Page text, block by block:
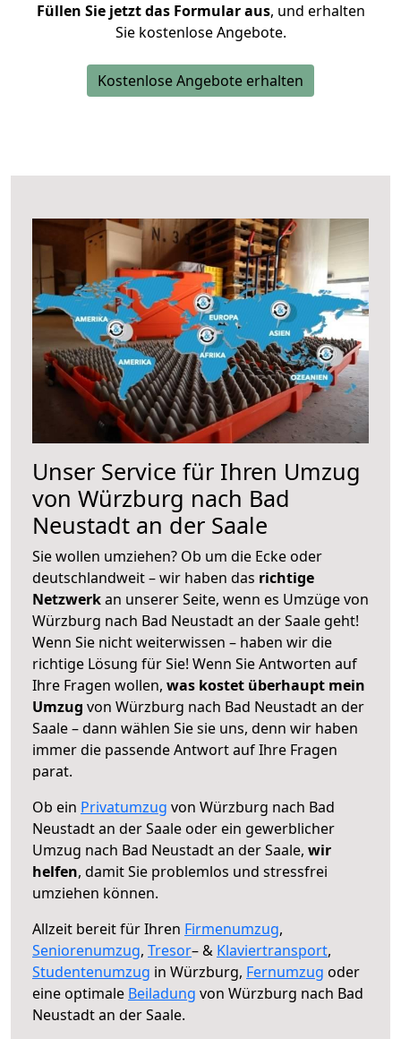
Füllen Sie jetzt das Formular aus, und erhalten
Sie kostenlose Angebote.
Kostenlose Angebote erhalten
Unser Service für Ihren Umzug
von Würzburg nach Bad
Neustadt an der Saale
Sie wollen umziehen? Ob um die Ecke oder
deutschlandweit – wir haben das richtige
Netzwerkan unserer Seite, wenn es Umzüge von
Würzburg nach Bad Neustadt an der Saale geht!
Wenn Sie nicht weiterwissen – haben wir die
richtige Lösung für Sie! Wenn Sie Antworten auf
Ihre Fragen wollen, was kostet überhaupt mein
Umzug von Würzburg nach Bad Neustadt an der
Saale – dann wählen Sie sie uns, denn wir haben
immer die passende Antwort auf Ihre Fragen
parat.
Ob ein Privatumzug von Würzburg nach Bad
Neustadt an der Saale oder ein gewerblicher
Umzug nach Bad Neustadt an der Saale, wir
helfen, damit Sie problemlos und stressfrei
umziehen können.
Allzeit bereit für Ihren Firmenumzug,
Seniorenumzug, Tresor– & Klaviertransport,
Studentenumzug in Würzburg, Fernumzug oder
eine optimale Beiladung von Würzburg nach Bad
Neustadt an der Saale.